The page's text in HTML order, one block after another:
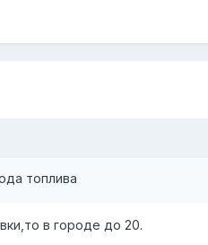
топлива
в городе до 20.